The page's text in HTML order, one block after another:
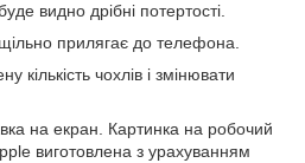
видно дрібні потертості.
щільно прилягає до телефона.
чохлів і змінювати
на екран. Картинка на робочий
виготовлена з урахуванням